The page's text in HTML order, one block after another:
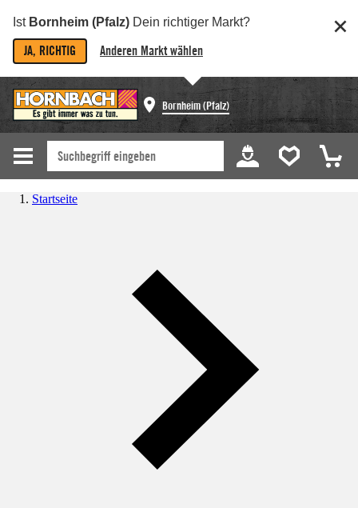
Ist Bornheim (Pfalz) Dein richtiger Markt?
JA, RICHTIG Anderen Markt wählen
Bornheim (Pfalz)
Startseite